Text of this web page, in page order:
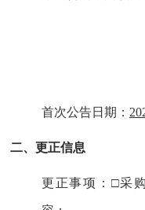
首次公告日期：
二、 更正信息
更正事项：□采